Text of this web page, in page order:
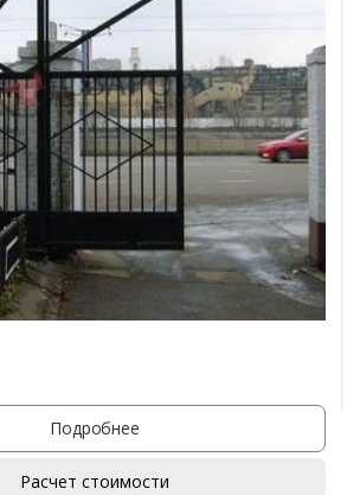
Подробнее
Расчет стоимости